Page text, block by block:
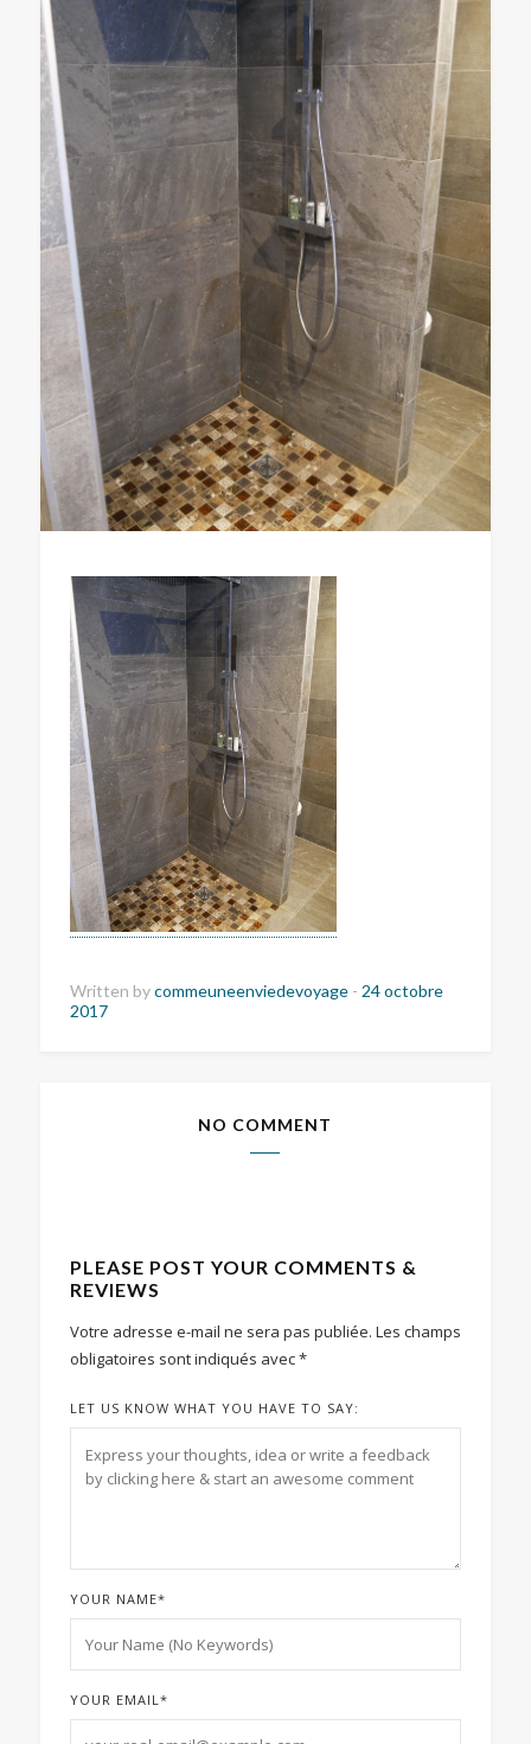
Written bycommeuneenviedevoyage - 24 octobre
2017
NO COMMENT
PLEASE POST YOUR COMMENTS &
REVIEWS
Votre adresse e-mail ne sera pas publiée. Les champs
obligatoires sont indiqués avec*
LET US KNOW WHAT YOU HAVE TO SAY:
YOUR NAME*
YOUR EMAIL *